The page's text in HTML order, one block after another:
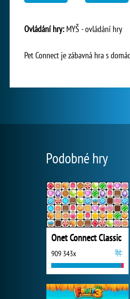
Ovládání hry: MYŠ - ovládání hry
Pet Connect je zábavná hra s
Podobné hry
Onet Connect Classic
909 343x